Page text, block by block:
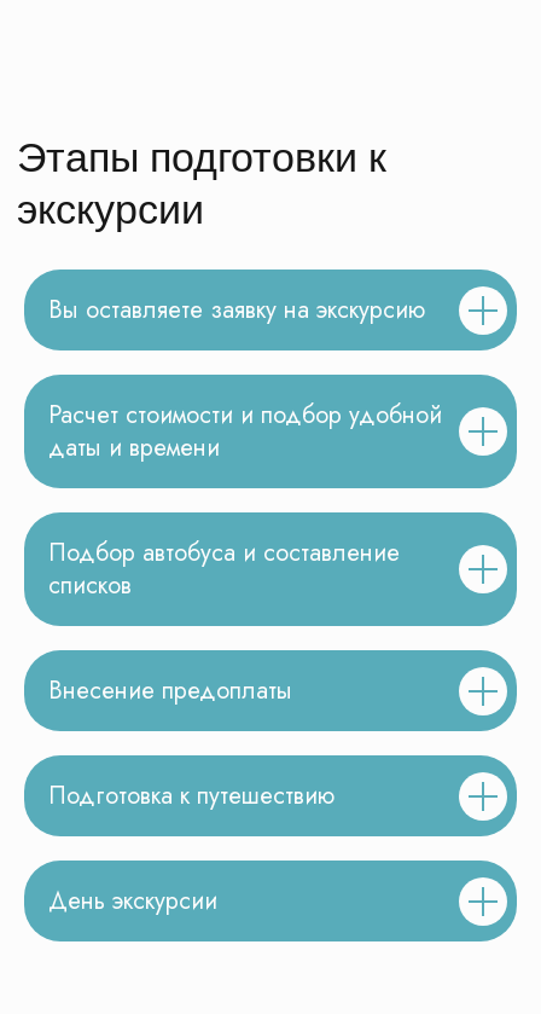
Вы оставляете заявку на экскурсию
Расчет стоимости и подбор удобной
даты и времени
Подбор автобуса и составление
списков
Внесение предоплаты
Подготовка к путешествию
День экскурсии
Честные ответы на